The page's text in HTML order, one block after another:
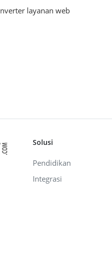
layanan web
Solusi
Pendidikan
Integrasi